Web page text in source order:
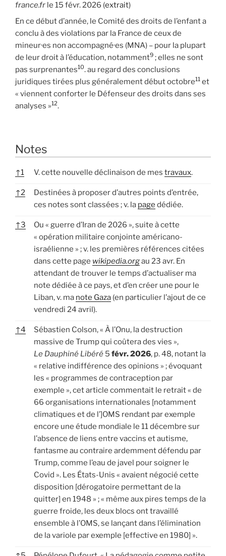
france.fr le 15 févr. 2026 (extrait)
En ce début d’année, le Comité des droits de l’enfant a
conclu à des violations par la France de ceux de
mineur·es non accompagné·es (MNA) – pour la plupart
de leur droit à l’éducation, notamment9 ; elles ne sont
pas surprenantes10. au regard des conclusions
juridiques tirées plus généralement début octobre11 et
« viennent conforter le Défenseur des droits dans ses
analyses »12.
Notes
↑1 V. cette nouvelle déclinaison de mes travaux.
↑2
Destinées à proposer d’autres points d’entrée,
ces notes sont classées ; v. la page dédiée.
↑3
Ou « guerre d’Iran de 2026 », suite à cette
« opération militaire conjointe américano-
israélienne » ; v. les premières références citées
dans cette page wikipedia.orgau 23 avr. En
attendant de trouver le temps d’actualiser ma
note dédiée à ce pays, et d’en créer une pour le
Liban, v. ma note Gaza (en particulier l’ajout de ce
vendredi 24 avril).
↑4
Sébastien Colson, « À l’Onu, la destruction
massive de Trump qui coûtera des vies »,
Le Dauphiné Libéré 5 févr. 2026, p. 48, notant la
« relative indifférence des opinions » ; évoquant
les « programmes de contraception par
exemple », cet article commentait le retrait « de
66 organisations internationales [notamment
climatiques et de l’]OMS rendant par exemple
encore une étude mondiale le 11 décembre sur
l’absence de liens entre vaccins et autisme,
fantasme au contraire ardemment défendu par
Trump, comme l’eau de javel pour soigner le
Covid ». Les États-Unis « avaient négocié cette
disposition [dérogatoire permettant de la
quitter] en 1948 » ; « même aux pires temps de la
guerre froide, les deux blocs ont travaillé
ensemble à l’OMS, se lançant dans l’élimination
de la variole par exemple [effective en 1980] ».